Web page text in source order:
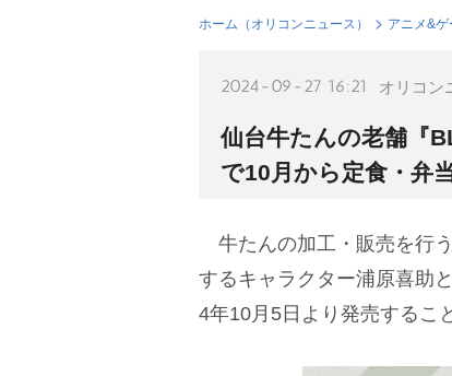
ホーム（オリコンニュース） アニメ&
2024-09-27 16:21 オリコン
仙台牛たんの老舗『
で10月から定食・弁
牛たんの加工・販売を行
するキャラクター浦原喜助
4年10月5日より発売するこ